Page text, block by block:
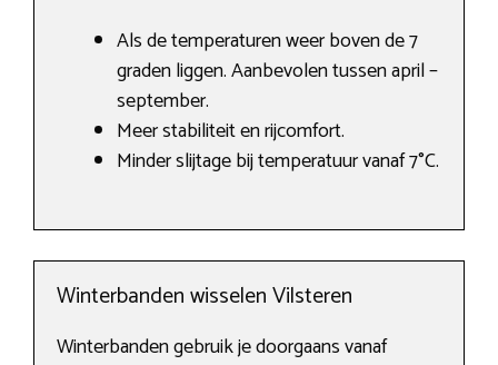
Als de temperaturen weer boven de 7
graden liggen. Aanbevolen tussen april –
september.
Meer stabiliteit en rijcomfort.
Minder slijtage bij temperatuur vanaf 7°C.
Winterbanden wisselen Vilsteren
Winterbanden gebruik je doorgaans vanaf